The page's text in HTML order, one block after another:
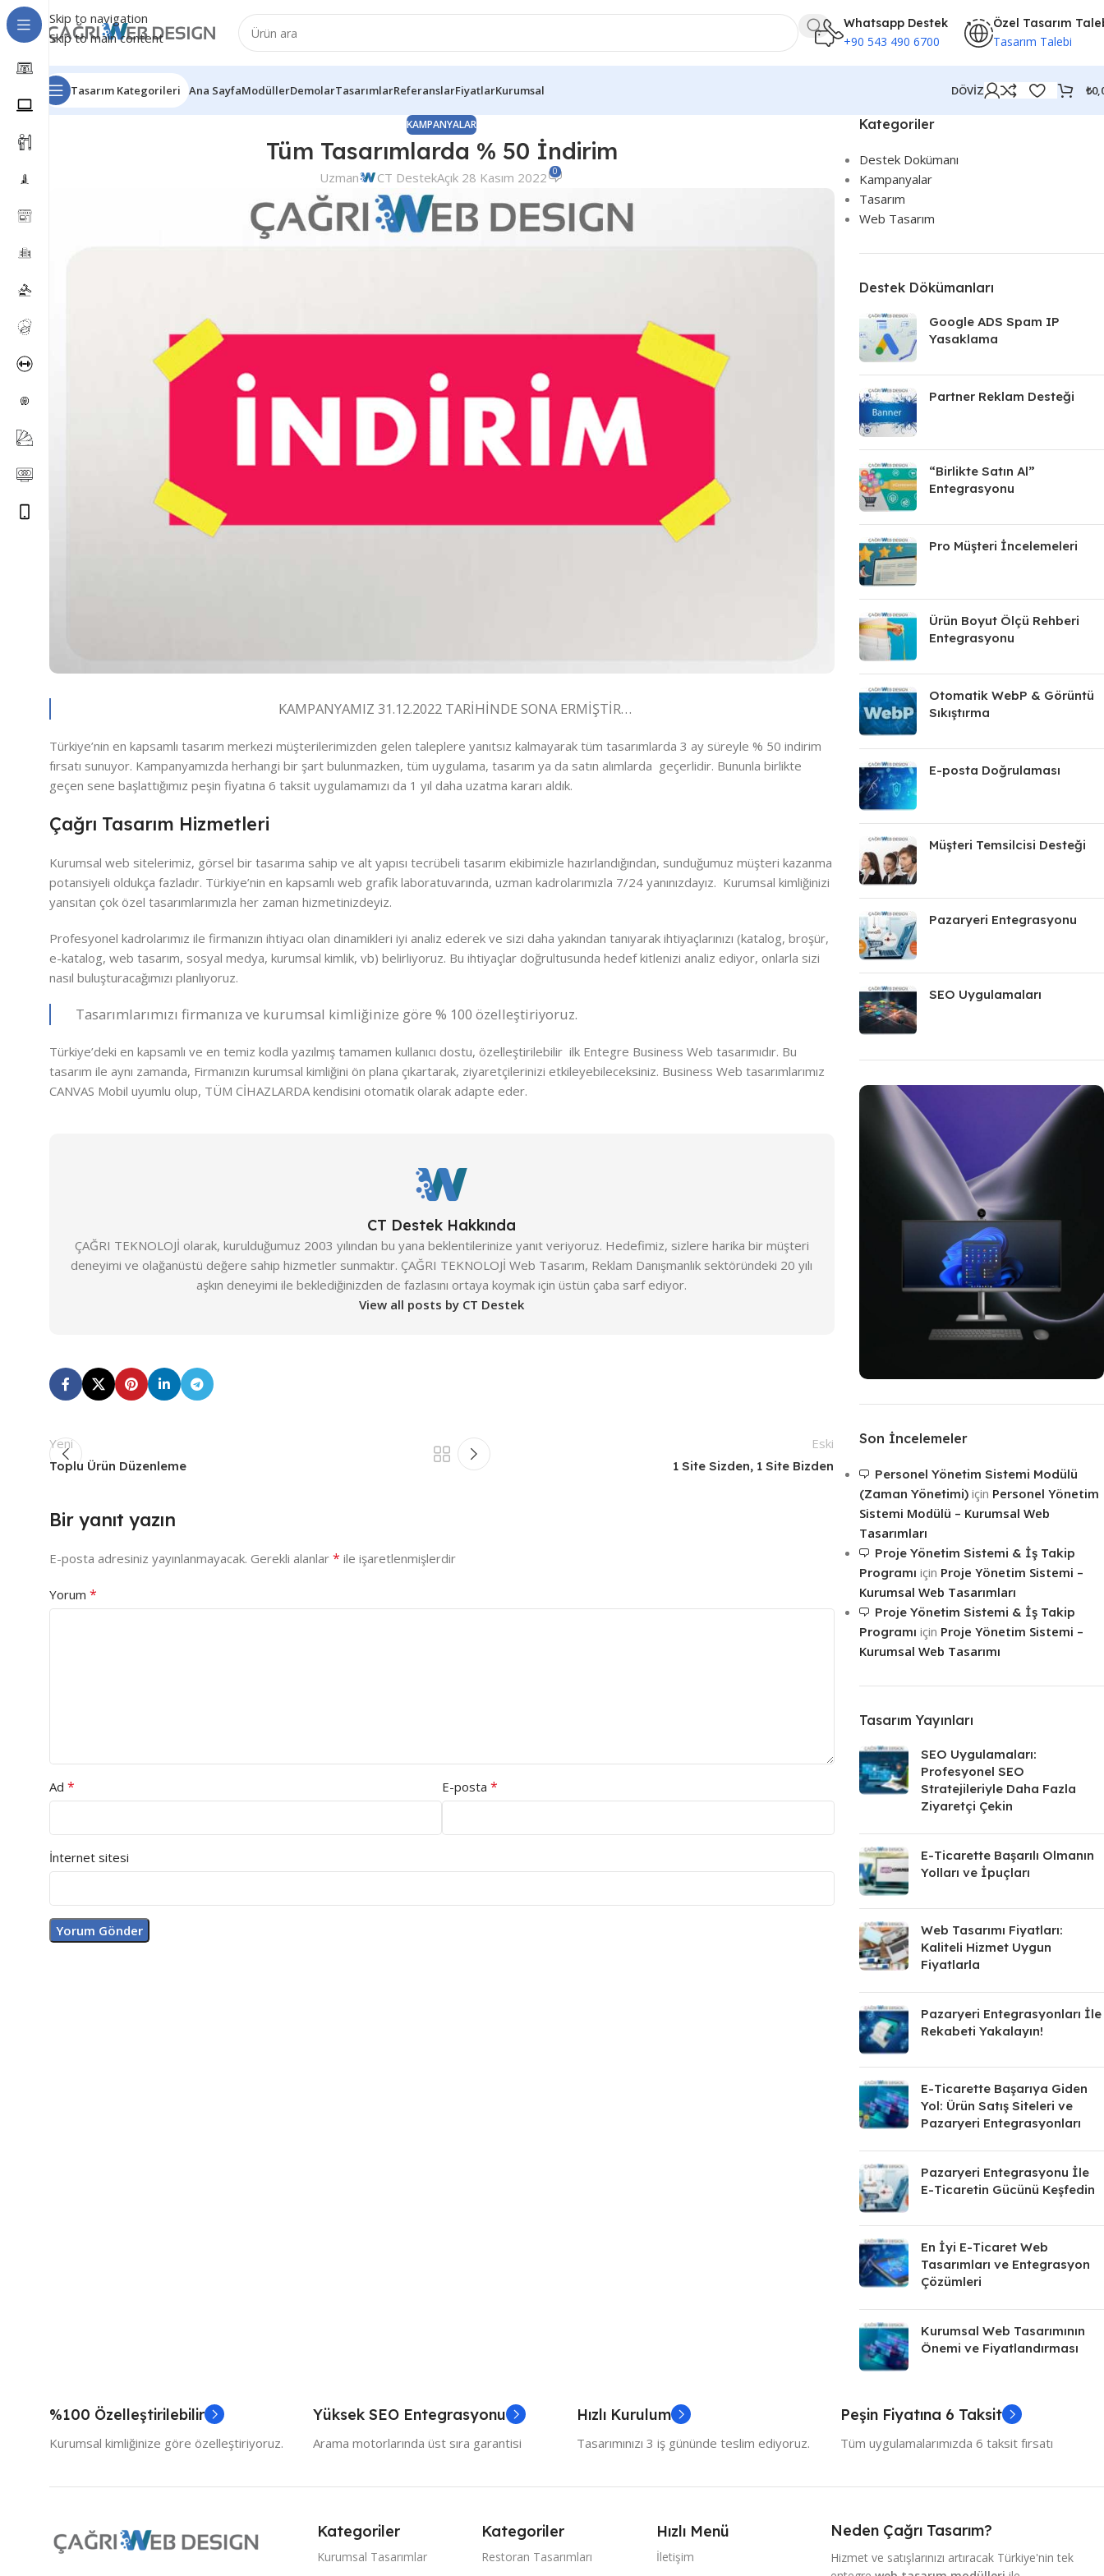
Skip to navigation
Skip to main content
Whatsapp Destek
+90 543 490 6700
Özel Tasarım
Tasarım Talebi
Tasarım Kategorileri Ana SayfaModüllerDemolarTasarımlarReferanslarFiyatlarKurumsal DÖVİZ ₺
KAMPANYALAR
Tüm Tasarımlarda % 50 İndirim
Uzman CT DestekAçık 28 Kasım 2022 0
KAMPANYAMIZ 31.12.2022 TARİHİNDE SONA ERMİŞTİR…
Türkiye’nin en kapsamlı tasarım merkezi müşterilerimizden gelen taleplere yanıtsız kalmayarak tüm tasarımlarda 3 ay süreyle % 50 indirim
fırsatı sunuyor. Kampanyamızda herhangi bir şart bulunmazken, tüm uygulama, tasarım ya da satın alımlarda geçerlidir. Bununla birlikte
geçen sene başlattığımız peşin fiyatına 6 taksit uygulamamızı da 1 yıl daha uzatma kararı aldık.
Çağrı Tasarım Hizmetleri
Kurumsal web sitelerimiz, görsel bir tasarıma sahip ve alt yapısı tecrübeli tasarım ekibimizle hazırlandığından, sunduğumuz müşteri kazanma
potansiyeli oldukça fazladır. Türkiye’nin en kapsamlı web grafik laboratuvarında, uzman kadrolarımızla 7/24 yanınızdayız. Kurumsal kimliğinizi
yansıtan çok özel tasarımlarımızla her zaman hizmetinizdeyiz.
Profesyonel kadrolarımız ile firmanızın ihtiyacı olan dinamikleri iyi analiz ederek ve sizi daha yakından tanıyarak ihtiyaçlarınızı (katalog, broşür,
e-katalog, web tasarım, sosyal medya, kurumsal kimlik, vb) belirliyoruz. Bu ihtiyaçlar doğrultusunda hedef kitlenizi analiz ediyor, onlarla sizi
nasıl buluşturacağımızı planlıyoruz.
Tasarımlarımızı firmanıza ve kurumsal kimliğinize göre % 100 özelleştiriyoruz.
Türkiye’deki en kapsamlı ve en temiz kodla yazılmış tamamen kullanıcı dostu, özelleştirilebilir ilk Entegre Business Web tasarımıdır. Bu
tasarım ile aynı zamanda, Firmanızın kurumsal kimliğini ön plana çıkartarak, ziyaretçilerinizi etkileyebileceksiniz. Business Web tasarımlarımız
CANVAS Mobil uyumlu olup, TÜM CİHAZLARDA kendisini otomatik olarak adapte eder.
CT Destek Hakkında
ÇAĞRI TEKNOLOJİ olarak, kurulduğumuz 2003 yılından bu yana beklentilerinize yanıt veriyoruz. Hedefimiz, sizlere harika bir müşteri
deneyimi ve olağanüstü değere sahip hizmetler sunmaktır. ÇAĞRI TEKNOLOJİ Web Tasarım, Reklam Danışmanlık sektöründeki 20 yılı
aşkın deneyimi ile beklediğinizden de fazlasını ortaya koymak için üstün çaba sarf ediyor.
View all posts by CT Destek
Yeni
Toplu Ürün Düzenleme
Eski
1 Site Sizden, 1 Site Bizden
Bir yanıt yazın
E-posta adresiniz yayınlanmayacak. Gerekli alanlar * ile işaretlenmişlerdir
Yorum *
Ad * E-posta *
İnternet sitesi
Kategoriler
Destek Dokümanı
Kampanyalar
Tasarım
Web Tasarım
Destek Dökümanları
Google ADS Spam IP
Yasaklama
Partner Reklam Desteği
“Birlikte Satın Al”
Entegrasyonu
Pro Müşteri İncelemeleri
Ürün Boyut Ölçü Rehberi
Entegrasyonu
Otomatik WebP & Görüntü
Sıkıştırma
E-posta Doğrulaması
Müşteri Temsilcisi Desteği
Pazaryeri Entegrasyonu
SEO Uygulamaları
Tasarımları
Siteleri
Mağaza
Son İncelemeler
Personel Yönetim Sistemi Modülü
(Zaman Yönetimi)için Personel Yönetim
Sistemi Modülü – Kurumsal Web
Tasarımları
Proje Yönetim Sistemi & İş Takip
Programı için Proje Yönetim Sistemi –
Kurumsal Web Tasarımları
Proje Yönetim Sistemi & İş Takip
Programı için Proje Yönetim Sistemi –
Kurumsal Web Tasarımı
Tasarım Yayınları
SEO Uygulamaları:
Profesyonel SEO
Stratejileriyle Daha Fazla
Ziyaretçi Çekin
E-Ticarette Başarılı Olmanın
Yolları ve İpuçları
Web Tasarımı Fiyatları:
Kaliteli Hizmet Uygun
Fiyatlarla
Pazaryeri Entegrasyonları İle
Rekabeti Yakalayın!
E-Ticarette Başarıya Giden
Yol: Ürün Satış Siteleri ve
Pazaryeri Entegrasyonları
Pazaryeri Entegrasyonu İle
E-Ticaretin Gücünü Keşfedin
En İyi E-Ticaret Web
Tasarımları ve Entegrasyon
Çözümleri
Kurumsal Web Tasarımının
Önemi ve Fiyatlandırması
%100 Özelleştirilebilir
Kurumsal kimliğinize göre özelleştiriyoruz.
Yüksek SEO Entegrasyonu
Arama motorlarında üst sıra garantisi
Hızlı Kurulum
Tasarımınızı 3 iş gününde teslim ediyoruz.
Peşin Fiyatına 6 Taksit
Tüm uygulamalarımızda 6 taksit fırsatı
Kategoriler
Kurumsal Tasarımlar
Kategoriler
Restoran Tasarımları
Hızlı Menü
İletişim
Neden Çağrı Tasarım?
Hizmet ve satışlarınızı artıracak Türkiye'nin tek